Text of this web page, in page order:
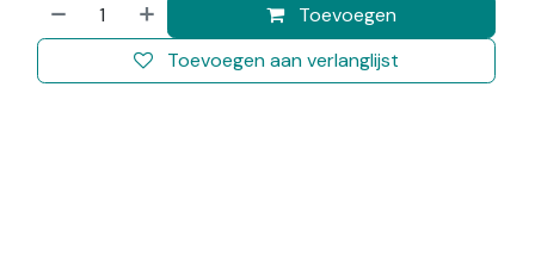
Toevoegen
Toevoegen aan verlanglijst